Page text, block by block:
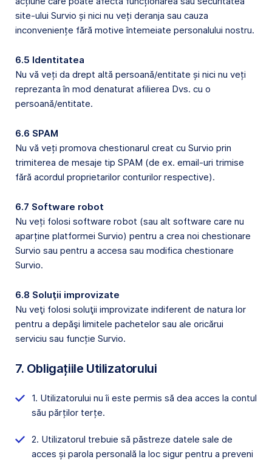
site-ului Survio și nici nu veți deranja sau cauza
inconveniențe fără motive întemeiate personalului nostru.
6.5 Identitatea
Nu vă veți da drept altă persoană/entitate și nici nu veți
reprezanta în mod denaturat afilierea Dvs. cu o
persoană/entitate.
6.6 SPAM
Nu vă veți promova chestionarul creat cu Survio prin
trimiterea de mesaje tip SPAM (de ex. email-uri trimise
fără acordul proprietarilor conturilor respective).
6.7 Software robot
Nu veți folosi software robot (sau alt software care nu
aparține platformei Survio) pentru a crea noi chestionare
Survio sau pentru a accesa sau modifica chestionare
Survio.
6.8 Soluţii improvizate
Nu veţi folosi soluţii improvizate indiferent de natura lor
pentru a depăşi limitele pachetelor sau ale oricărui
serviciu sau funcție Survio.
7. Obligațiile Utilizatorului
1. Utilizatorului nu îi este permis să dea acces la contul
său părților terțe.
2. Utilizatorul trebuie să păstreze datele sale de
acces și parola personală la loc sigur pentru a preveni